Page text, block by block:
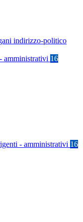
indirizzo-politico
amministrativi 16
- amministrativi 16